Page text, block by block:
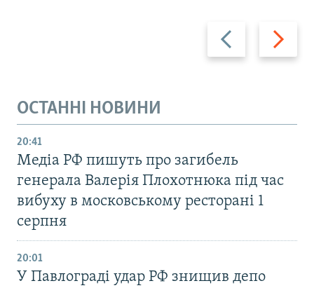
Назад Вперед
ОСТАННІ НОВИНИ
20:41
Медіа РФ пишуть про загибель
генерала Валерія Плохотнюка під час
вибуху в московському ресторані 1
серпня
20:01
У Павлограді удар РФ знищив депо